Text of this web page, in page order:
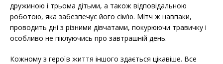
дружиною і трьома дітьми, а також відповідальною
роботою, яка забезпечує його сім’ю. Мітч ж навпаки,
проводить дні з різними дівчатами, покурюючи травичку і
особливо не піклуючись про завтрашній день.
Кожному з героїв життя іншого здається цікавіше. Все